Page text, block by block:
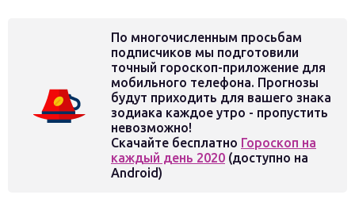
По многочисленным просьбам
подписчиков мы подготовили
точный гороскоп-приложение для
мобильного телефона. Прогнозы
будут приходить для вашего знака
зодиака каждое утро - пропустить
невозможно!
Скачайте бесплатно Гороскоп на
каждый день 2020 (доступно на
Android)